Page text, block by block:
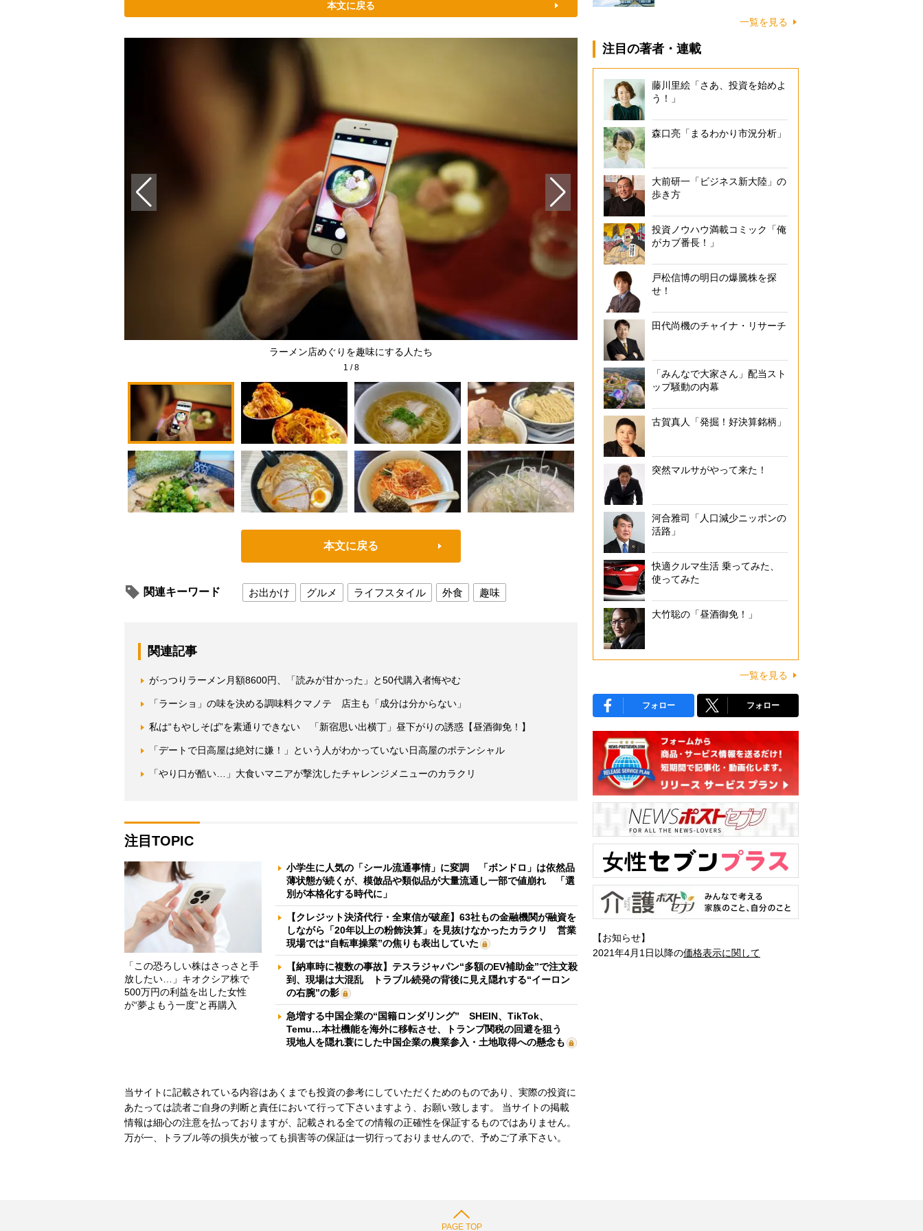
本文に戻る
ラーメン店めぐりを趣味にする人たち
1 /8
本文に戻る
関連キーワード お出かけ グルメ ライフスタイル 外食 趣味
関連記事
がっつりラーメン月額8600円、「読みが甘かった」と50代購入者悔やむ
「ラーショ」の味を決める調味料クマノテ 店主も「成分は分からない」
私は“もやしそば”を素通りできない 「新宿思い出横丁」昼下がりの誘惑【昼酒御免！】
「デートで日高屋は絶対に嫌！」という人がわかっていない日高屋のポテンシャル
「やり口が酷い…」大食いマニアが撃沈したチャレンジメニューのカラクリ
注目TOPIC
「この恐ろしい株はさっさと手
放したい…」キオクシア株で
500万円の利益を出した女性
が“夢よもう一度”と再購入
小学生に人気の「シール流通事情」に変調 「ボンドロ」は依然品
薄状態が続くが、模倣品や類似品が大量流通し一部で値崩れ 「選
別が本格化する時代に」
【クレジット決済代行・全東信が破産】63社もの金融機関が融資を
しながら「20年以上の粉飾決算」を見抜けなかったカラクリ 営業
現場では“自転車操業”の焦りも表出していた
【納車時に複数の事故】テスラジャパン“多額のEV補助金”で注文殺
到、現場は大混乱 トラブル続発の背後に見え隠れする“イーロン
の右腕”の影
急増する中国企業の“国籍ロンダリング” SHEIN、TikTok、
Temu…本社機能を海外に移転させ、トランプ関税の回避を狙う
現地人を隠れ蓑にした中国企業の農業参入・土地取得への懸念も
当サイトに記載されている内容はあくまでも投資の参考にしていただくためのものであり、実際の投資に
あたっては読者ご自身の判断と責任において行って下さいますよう、お願い致します。 当サイトの掲載
情報は細心の注意を払っておりますが、記載される全ての情報の正確性を保証するものではありません。
万が一、トラブル等の損失が被っても損害等の保証は一切行っておりませんので、予めご了承下さい。
一覧を見る
注目の著者・連載
藤川里絵「さあ、投資を始めよ
う！」
森口亮「まるわかり市況分析」
大前研一「ビジネス新大陸」の
歩き方
投資ノウハウ満載コミック「俺
がカブ番長！」
戸松信博の明日の爆騰株を探
せ！
田代尚機のチャイナ・リサーチ
「みんなで大家さん」配当スト
ップ騒動の内幕
古賀真人「発掘！好決算銘柄」
突然マルサがやって来た！
河合雅司「人口減少ニッポンの
活路」
快適クルマ生活 乗ってみた、
使ってみた
大竹聡の「昼酒御免！」
一覧を見る
フォロー フォロー
【お知らせ】
2021年4月1日以降の価格表示に関して
PAGE TOP